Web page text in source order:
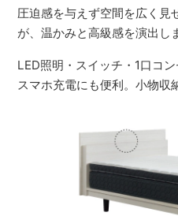
圧迫感を与えず空間を広く見
が、温かみと高級感を演出し
LED照明・スイッチ・1口コ
スマホ充電にも便利。小物収